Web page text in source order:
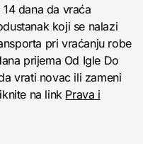
dana da vraća
koji se nalazi
pri vraćanju robe
prijema Od Igle Do
vrati novac ili zameni
na link Prava i